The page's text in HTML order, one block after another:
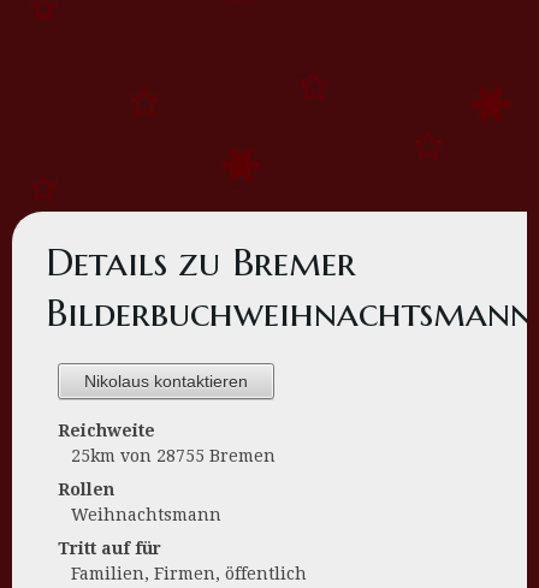
Details zu Bremer
Bilderbuchweihnachtsmann
Nikolaus kontaktieren
Reichweite
25km von 28755 Bremen
Rollen
Weihnachtsmann
Tritt auf für
Familien, Firmen, öffentlich